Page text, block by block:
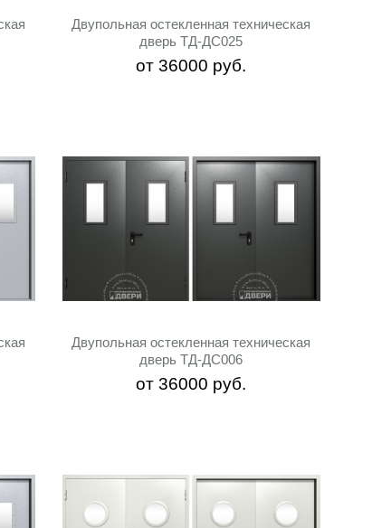
Двупольная остекленная техническая
дверь ТД-ДС025
от36000 руб.
Двупольная остекленная техническая
дверь ТД-ДС006
от36000 руб.